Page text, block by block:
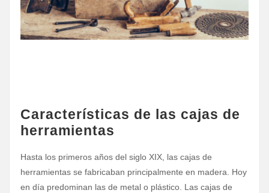
Características de las cajas de
herramientas
Hasta los primeros años del siglo XIX, las cajas de
herramientas se fabricaban principalmente en madera. Hoy
en día predominan las de metal o plástico. Las cajas de